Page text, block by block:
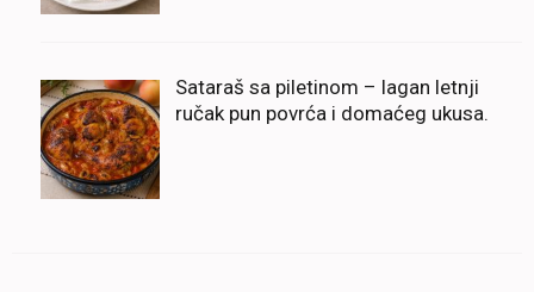
Sataraš sa piletinom – lagan letnji
ručak pun povrća i domaćeg ukusa.